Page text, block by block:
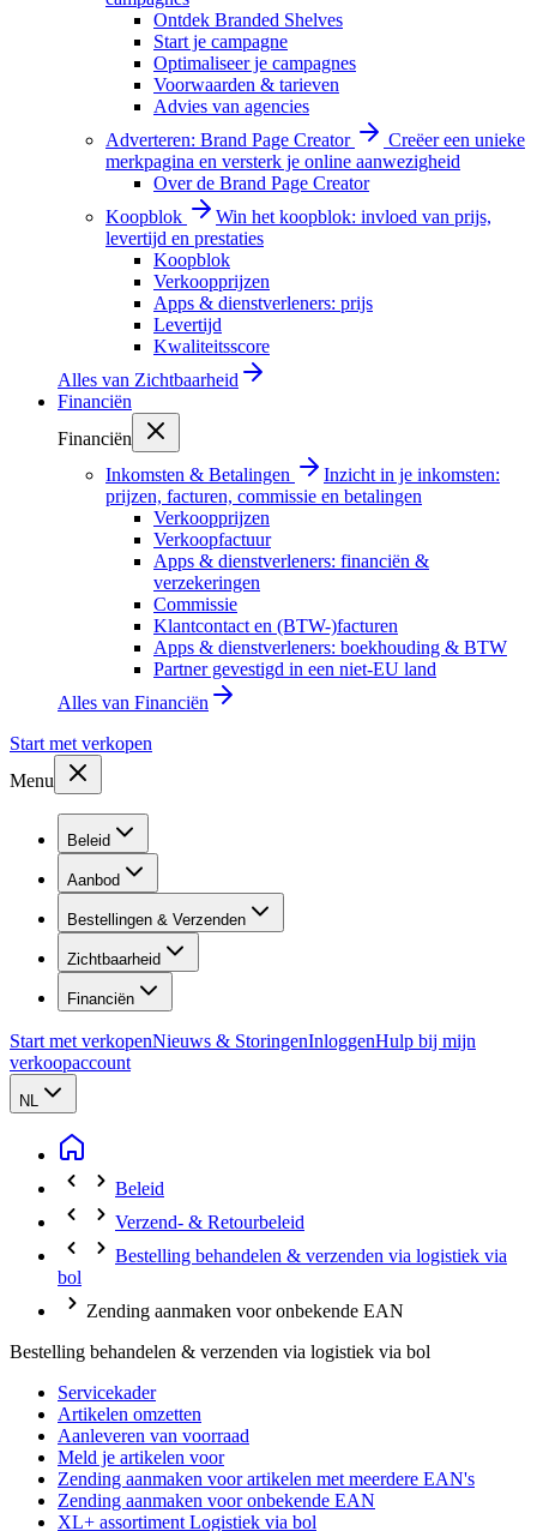
Ontdek Branded Shelves
Start je campagne
Optimaliseer je campagnes
Voorwaarden & tarieven
Advies van agencies
Adverteren: Brand Page Creator
Creëer een unieke
merkpagina en versterk je online aanwezigheid
Over de Brand Page Creator
Koopblok
Win het koopblok: invloed van prijs,
levertijd en prestaties
Koopblok
Verkoopprijzen
Apps & dienstverleners: prijs
Levertijd
Kwaliteitsscore
Alles van Zichtbaarheid
Financiën
Financiën
Inkomsten & Betalingen
Inzicht in je inkomsten:
prijzen, facturen, commissie en betalingen
Verkoopprijzen
Verkoopfactuur
Apps & dienstverleners: financiën &
verzekeringen
Commissie
Klantcontact en (BTW-)facturen
Apps & dienstverleners: boekhouding & BTW
Partner gevestigd in een niet-EU land
Alles van Financiën
Start met verkopen
Menu
Beleid
Aanbod
Bestellingen & Verzenden
Zichtbaarheid
Financiën
Start met verkopenNieuws & StoringenInloggenHulp bij mijn
verkoopaccount
NL
Beleid
Verzend- & Retourbeleid
Bestelling behandelen & verzenden via logistiek via
bol
Zending aanmaken voor onbekende EAN
Bestelling behandelen & verzenden via logistiek via bol
Servicekader
Artikelen omzetten
Aanleveren van voorraad
Meld je artikelen voor
Zending aanmaken voor artikelen met meerdere EAN's
Zending aanmaken voor onbekende EAN
XL+ assortiment Logistiek via bol